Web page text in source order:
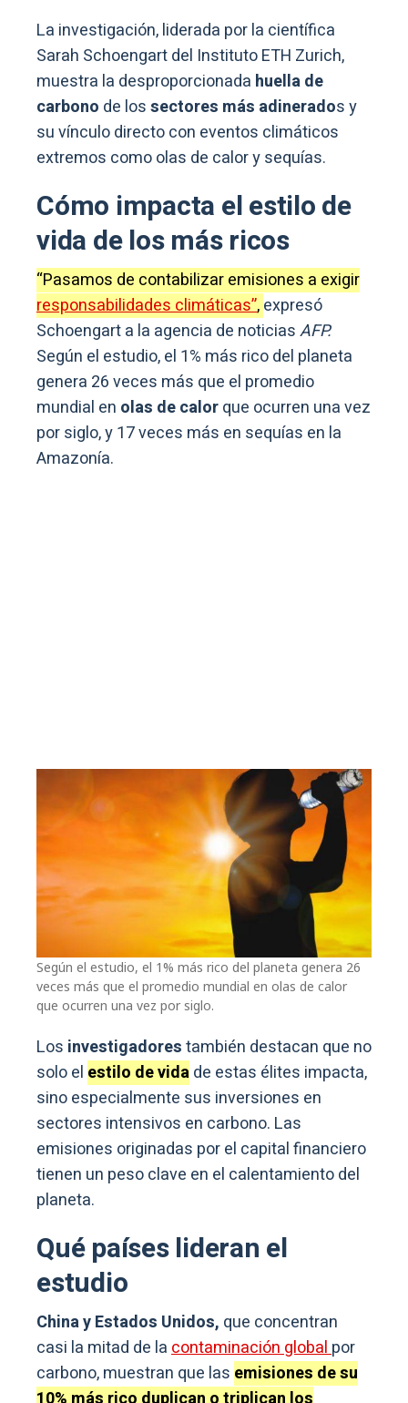
La investigación, liderada por la científica
Sarah Schoengart del Instituto ETH Zurich,
muestra la desproporcionada huella de
carbono de lossectores más adinerados y
su vínculo directo con eventos climáticos
extremos como olas de calor y sequías.
Cómo impacta el estilo de
vida de los más ricos
“Pasamos de contabilizar emisiones a exigir
responsabilidades climáticas”,expresó
Schoengart a la agencia de noticiasAFP.
Según el estudio, el 1% más rico del planeta
genera 26 veces más que el promedio
mundial en olas de calorque ocurren una vez
por siglo, y 17 veces más en sequías en la
Amazonía.
Según el estudio, el 1% más rico del planeta genera 26
veces más que el promedio mundial en olas de calor
que ocurren una vez por siglo.
Los investigadorestambién destacan que no
solo el estilo de vidade estas élites impacta,
sino especialmente sus inversiones en
sectores intensivos en carbono. Las
emisiones originadas por el capital financiero
tienen un peso clave en el calentamiento del
planeta.
Qué países lideran el
estudio
China y Estados Unidos, que concentran
casi la mitad de lacontaminación globalpor
carbono, muestran que las emisiones de su